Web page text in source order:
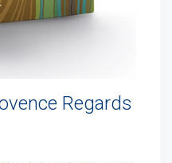
Regards